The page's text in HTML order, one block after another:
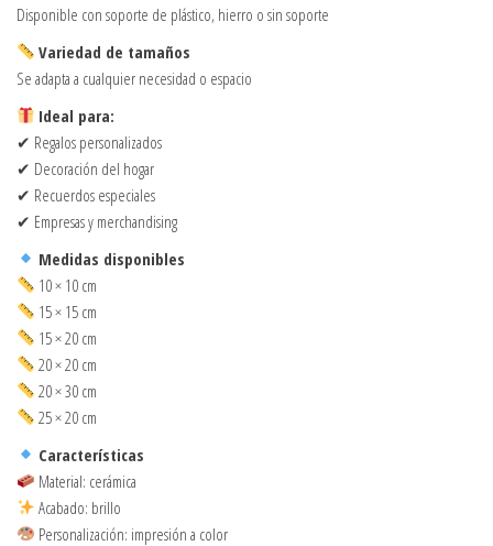
Disponible con soporte de plástico, hierro o sin soporte
Variedad de tamaños
Se adapta a cualquier necesidad o espacio
Ideal para:
✔ Regalos personalizados
✔ Decoración del hogar
✔ Recuerdos especiales
✔ Empresas y merchandising
Medidas disponibles
10 × 10 cm
15 × 15 cm
15 × 20 cm
20 × 20 cm
20 × 30 cm
25 × 20 cm
Características
Material: cerámica
Acabado: brillo
Personalización: impresión a color